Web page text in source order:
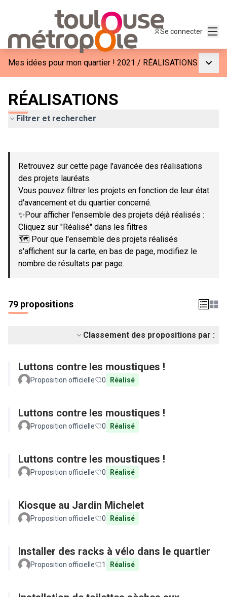
Se connecter
Mes idées pour mon quartier ! 2021 / RÉALISATIONS
RÉALISATIONS
Filtrer et rechercher
−
Retrouvez sur cette page l'avancée des réalisations
des projets lauréats.
Vous pouvez filtrer les projets en fonction de leur état
d'avancement et du quartier concerné.
✨Pour afficher l'ensemble des projets déjà réalisés :
Cliquez sur "Réalisé" dans les filtres
🗺️ Pour que l'ensemble des projets réalisés
s'affichent sur la carte, en bas de page, modifiez le
nombre de résultats par page.
79 propositions
Classement des propositions par :
Luttons contre les moustiques !
Proposition officielle 0 Réalisé
Luttons contre les moustiques !
Proposition officielle 0 Réalisé
Luttons contre les moustiques !
Proposition officielle 0 Réalisé
Kiosque au Jardin Michelet
Proposition officielle 0 Réalisé
Installer des racks à vélo dans le quartier
Proposition officielle 1 Réalisé